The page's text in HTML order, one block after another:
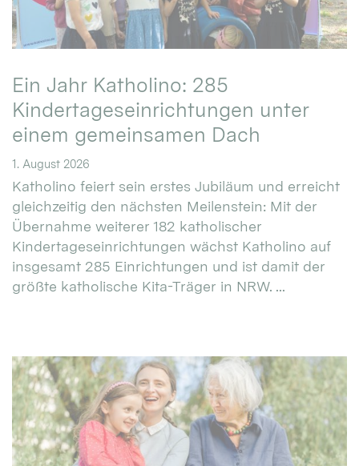
Ein Jahr Katholino: 285
Kindertageseinrichtungen unter
einem gemeinsamen Dach
1. August 2026
Katholino feiert sein erstes Jubiläum und erreicht
gleichzeitig den nächsten Meilenstein: Mit der
Übernahme weiterer 182 katholischer
Kindertageseinrichtungen wächst Katholino auf
insgesamt 285 Einrichtungen und ist damit der
größte katholische Kita-Träger in NRW. ...